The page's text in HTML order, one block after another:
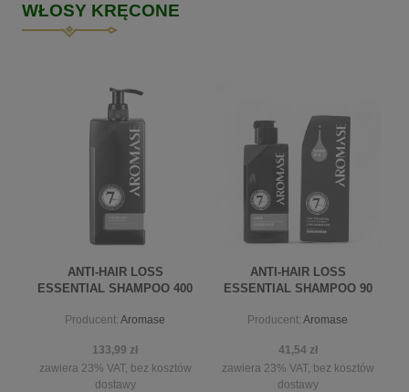
WŁOSY KRĘCONE
ANTI-HAIR LOSS
ESSENTIAL SHAMPOO 400
Producent: Aromase
133,99 zł
zawiera 23% VAT, bez kosztów
dostawy
ANTI-HAIR LOSS
ESSENTIAL SHAMPOO 90
Producent: Aromase
41,54 zł
zawiera 23% VAT, bez kosztów
dostawy